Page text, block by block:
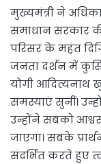
मुख्यमंत्री ने
समाधान सरकार
परिसर के महंत
जनता दर्शन में
योगी
समस्याएं सुनीं।
उन्होंने सबको
जाएगा। सबके
संदर्भित करते हुए